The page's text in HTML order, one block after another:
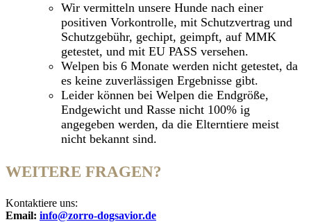
Wir vermitteln unsere Hunde nach einer
positiven Vorkontrolle, mit Schutzvertrag und
Schutzgebühr, gechipt, geimpft, auf MMK
getestet, und mit EU PASS versehen.
Welpen bis 6 Monate werden nicht getestet, da
es keine zuverlässigen Ergebnisse gibt.
Leider können bei Welpen die Endgröße,
Endgewicht und Rasse nicht 100% ig
angegeben werden, da die Elterntiere meist
nicht bekannt sind.
WEITERE FRAGEN?
Kontaktiere uns:
Email: info@zorro-dogsavior.de